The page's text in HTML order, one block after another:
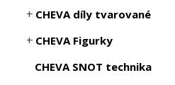
CHEVA díly tvarované
CHEVA Figurky
CHEVA SNOT technika